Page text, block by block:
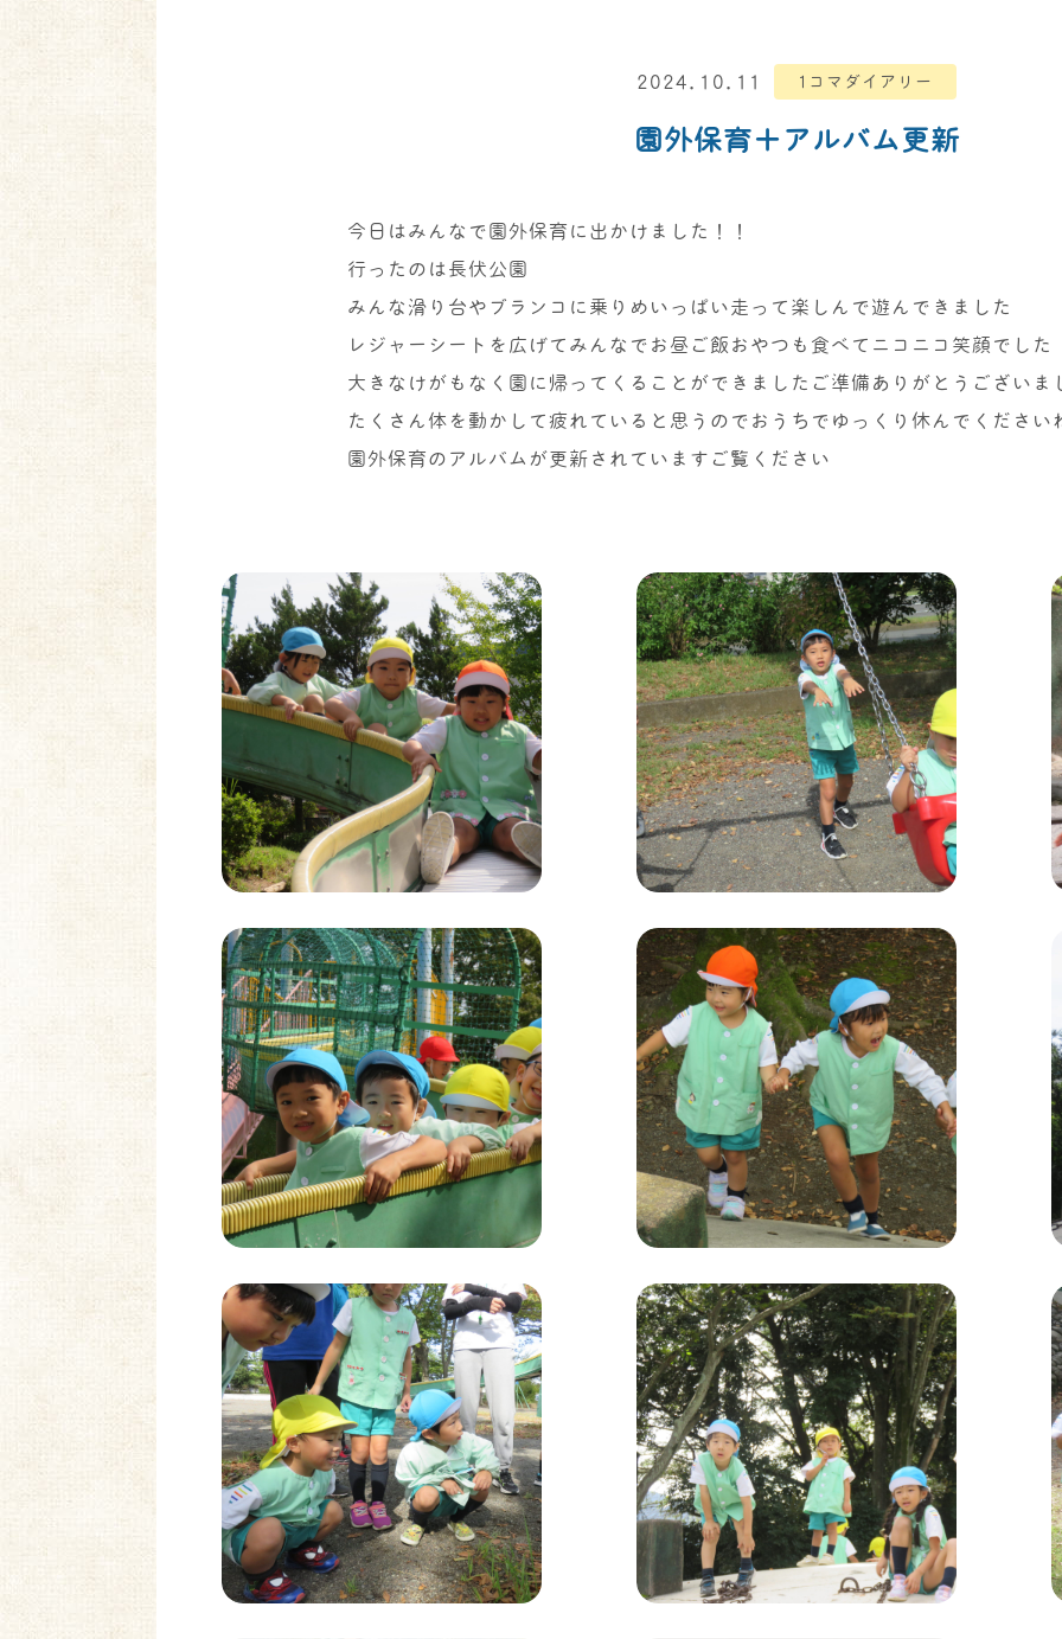
2024.10.11 1コマダイアリー
園外保育＋アルバム更新
今日はみんなで園外保育に出かけました！！
行ったのは長伏公園
みんな滑り台やブランコに乗りめいっぱい走って楽しんで遊んできました
レジャーシートを広げてみんなでお昼ご飯おやつも食べてニコニコ笑顔でした
大きなけがもなく園に帰ってくることができましたご準備ありがとうございま
たくさん体を動かして疲れていると思うのでおうちでゆっくり休んでください
園外保育のアルバムが更新されていますご覧ください